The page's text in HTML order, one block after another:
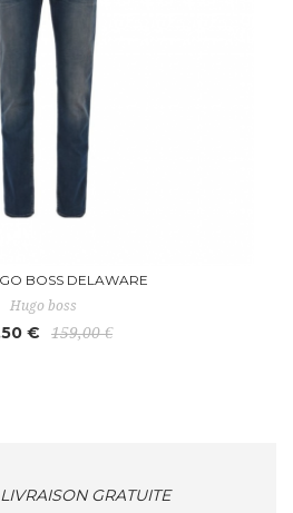
BOSS DELAWARE
Hugo boss
€ 159,00 €
LIVRAISON GRATUITE